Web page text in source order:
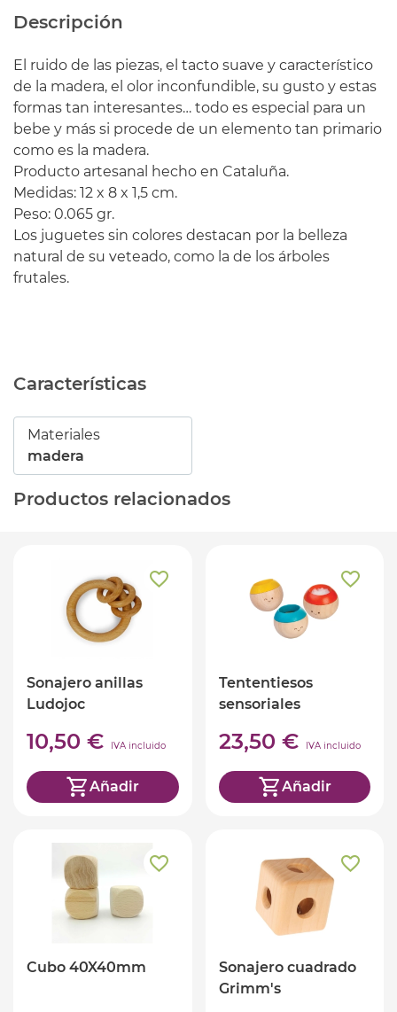
Descripción
El ruido de las piezas, el tacto suave y característico
de la madera, el olor inconfundible, su gusto y estas
formas tan interesantes… todo es especial para un
bebe y más si procede de un elemento tan primario
como es la madera.
Producto artesanal hecho en Cataluña.
Medidas: 12 x 8 x 1,5 cm.
Peso: 0.065 gr.
Los juguetes sin colores destacan por la belleza
natural de su veteado, como la de los árboles
frutales.
Características
Materiales
madera
Productos relacionados
Sonajero anillas
Ludojoc
10,50 € IVA incluido
Añadir
Tententiesos
sensoriales
23,50 € IVA incluido
Añadir
Cubo 40X40mm
Sonajero cuadrado
Grimm's